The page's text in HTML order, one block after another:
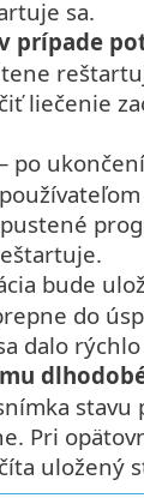
sa.
prípade
liečenie
po
bude
do
dalo
stavu
Pri
uložený